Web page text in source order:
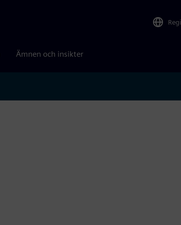
Ämnen och insikter